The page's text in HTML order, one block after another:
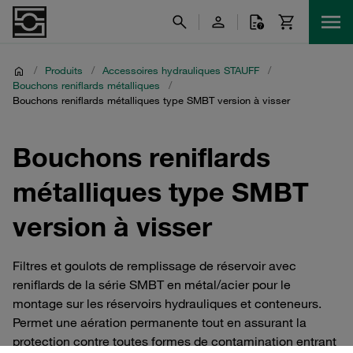
/ Produits / Accessoires hydrauliques STAUFF
/
Bouchons reniflards métalliques
/
Bouchons reniflards métalliques type SMBT version à visser
Bouchons reniflards
métalliques type SMBT
version à visser
Filtres et goulots de remplissage de réservoir avec
reniflards de la série SMBT en métal/acier pour le
montage sur les réservoirs hydrauliques et conteneurs.
Permet une aération permanente tout en assurant la
protection contre toutes formes de contamination entrant